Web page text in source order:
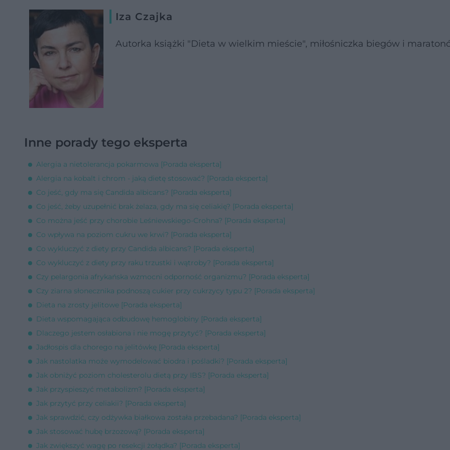
Iza Czajka
Autorka książki "Dieta w wielkim mieście", miłośniczka biegów i
Inne porady tego eksperta
Alergia a nietolerancja pokarmowa [Porada eksperta]
Alergia na kobalt i chrom - jaką dietę stosować? [Porada eksperta]
Co jeść, gdy ma się Candida albicans? [Porada eksperta]
Co jeść, żeby uzupełnić brak żelaza, gdy ma się celiakię? [Porada eksperta]
Co można jeść przy chorobie Leśniewskiego-Crohna? [Porada eksperta]
Co wpływa na poziom cukru we krwi? [Porada eksperta]
Co wykluczyć z diety przy Candida albicans? [Porada eksperta]
Co wykluczyć z diety przy raku trzustki i wątroby? [Porada eksperta]
Czy pelargonia afrykańska wzmocni odporność organizmu? [Porada eksperta]
Czy ziarna słonecznika podnoszą cukier przy cukrzycy typu 2? [Porada eksperta]
Dieta na zrosty jelitowe [Porada eksperta]
Dieta wspomagająca odbudowę hemoglobiny [Porada eksperta]
Dlaczego jestem osłabiona i nie mogę przytyć? [Porada eksperta]
Jadłospis dla chorego na jelitówkę [Porada eksperta]
Jak nastolatka może wymodelować biodra i pośladki? [Porada eksperta]
Jak obniżyć poziom cholesterolu dietą przy IBS? [Porada eksperta]
Jak przyspieszyć metabolizm? [Porada eksperta]
Jak przytyć przy celiakii? [Porada eksperta]
Jak sprawdzić, czy odżywka białkowa została przebadana? [Porada eksperta]
Jak stosować hubę brzozową? [Porada eksperta]
Jak zwiększyć wagę po resekcji żołądka? [Porada eksperta]